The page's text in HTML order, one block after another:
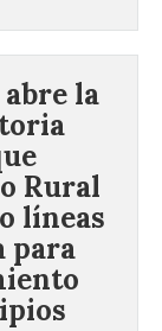
la
Rural
líneas
para